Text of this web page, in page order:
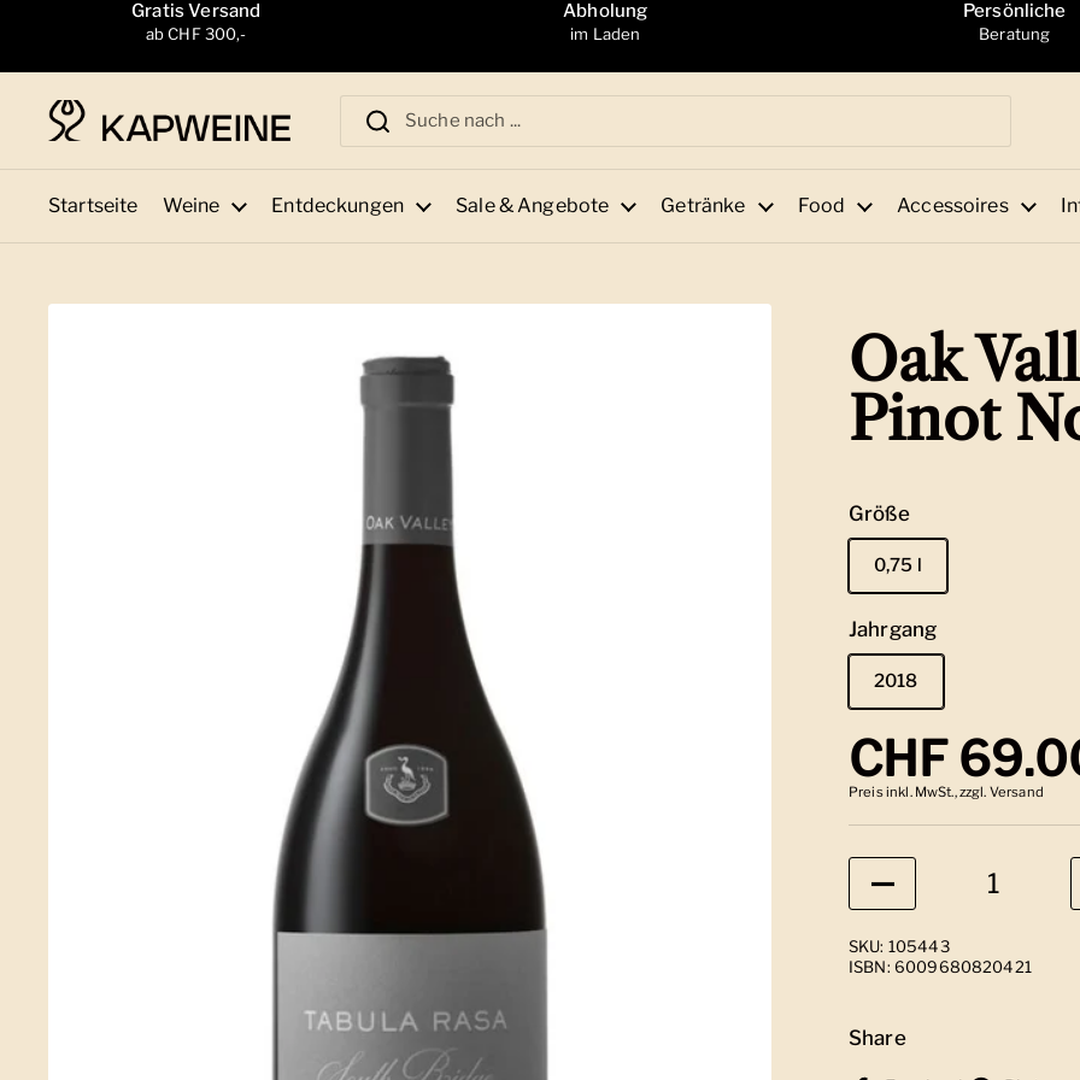
Zum Inhalt springenGratis Versand
ab CHF 300,-
Abholung
im Laden
Persönliche
Beratung
Startseite Weine Entdeckungen Sale & Angebote Getränke Food Accessoires
Oak
Pinot
Größe
0,75 l
Jahrgang
2018
CHF
Preis inkl. MwSt., zzgl. Versand
Anzahl
SKU: 105443
ISBN: 6009680820421
Share